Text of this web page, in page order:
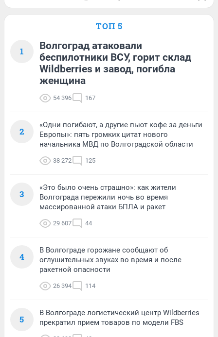
ТОП 5
1
Волгоград атаковали
беспилотники ВСУ, горит склад
Wildberries и завод, погибла
женщина
54 396 167
2
«Одни погибают, а другие пьют кофе за деньги
Европы»: пять громких цитат нового
начальника МВД по Волгоградской области
38 272 125
3
«Это было очень страшно»: как жители
Волгограда пережили ночь во время
массированной атаки БПЛА и ракет
29 607 44
4
В Волгограде горожане сообщают об
оглушительных звуках во время и после
ракетной опасности
26 394 114
5
В Волгограде логистический центр Wildberries
прекратил прием товаров по модели FBS